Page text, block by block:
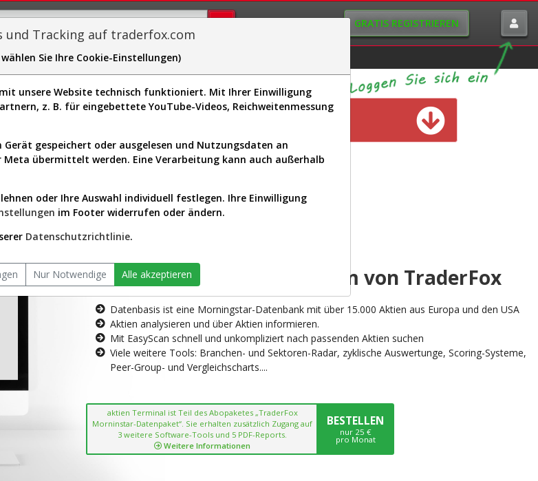
GRATIS REGISTRIEREN
Spider Easy-Scan Visualizations
für Premium-Kunden verfügbar
AKTIEN-TERMINAL
Die Aktienanalyse-Plattform von TraderFox
Datenbasis ist eine Morningstar-Datenbank mit über 15.000 Aktien aus Europa und den USA
Aktien analysieren und über Aktien informieren.
Mit EasyScan schnell und unkompliziert nach passenden Aktien suchen
Viele weitere Tools: Branchen- und Sektoren-Radar, zyklische Auswertunge, Scoring-Systeme,
Peer-Group- und Vergleichscharts....
aktien Terminal ist Teil des Abopaketes „TraderFox
Morninstar-Datenpaket“. Sie erhalten zusätzlich Zugang auf
3 weitere Software-Tools und 5 PDF-Reports.
Weitere Informationen
BESTELLEN
nur 25 €
pro Monat
und Tracking auf traderfox.com
Sie Ihre Cookie-Einstellungen)
unsere Website technisch funktioniert. Mit Ihrer Einwilligung
z. B. für eingebettete YouTube-Videos, Reichweitenmessung
gespeichert oder ausgelesen und Nutzungsdaten an
übermittelt werden. Eine Verarbeitung kann auch außerhalb
oder Ihre Auswahl individuell festlegen. Ihre Einwilligung
im Footer widerrufen oder ändern.
Datenschutzrichtlinie.
Nur Notwendige Alle akzeptieren